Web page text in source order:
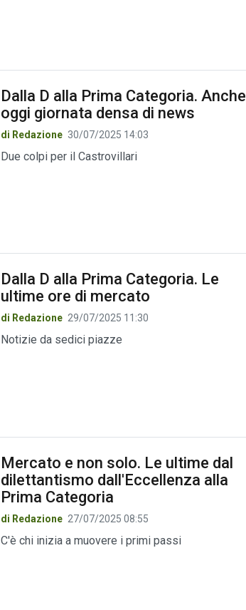
Dalla D alla Prima Categoria. Anche
oggi giornata densa di news
di Redazione 30/07/2025 14:03
Due colpi per il Castrovillari
Dalla D alla Prima Categoria. Le
ultime ore di mercato
di Redazione 29/07/2025 11:30
Notizie da sedici piazze
Mercato e non solo. Le ultime dal
dilettantismo dall'Eccellenza alla
Prima Categoria
di Redazione 27/07/2025 08:55
C'è chi inizia a muovere i primi passi